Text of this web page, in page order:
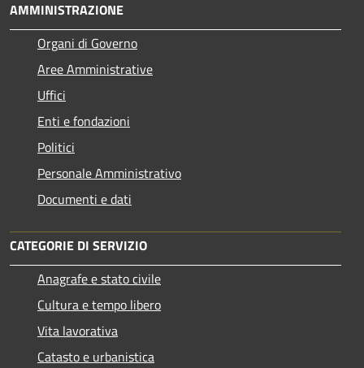
AMMINISTRAZIONE
Organi di Governo
Aree Amministrative
Uffici
Enti e fondazioni
Politici
Personale Amministrativo
Documenti e dati
CATEGORIE DI SERVIZIO
Anagrafe e stato civile
Cultura e tempo libero
Vita lavorativa
Catasto e urbanistica